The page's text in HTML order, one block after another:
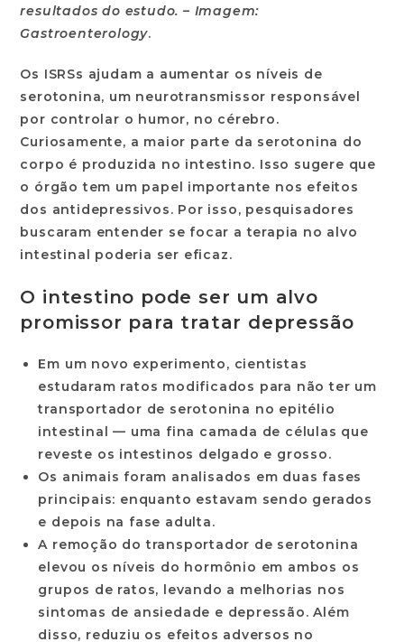
resultados do estudo. – Imagem:
Gastroenterology.
Os ISRSs ajudam a aumentar os níveis de
serotonina, um neurotransmissor responsável
por controlar o humor, no cérebro.
Curiosamente, a maior parte da serotonina do
corpo é produzida no intestino. Isso sugere que
o órgão tem um papel importante nos efeitos
dos antidepressivos. Por isso, pesquisadores
buscaram entender se focar a terapia no alvo
intestinal poderia ser eficaz.
O intestino pode ser um alvo
promissor para tratar depressão
Em um novo experimento, cientistas
estudaram ratos modificados para não ter um
transportador de serotonina no epitélio
intestinal — uma fina camada de células que
reveste os intestinos delgado e grosso.
Os animais foram analisados em duas fases
principais: enquanto estavam sendo gerados
e depois na fase adulta.
A remoção do transportador de serotonina
elevou os níveis do hormônio em ambos os
grupos de ratos, levando a melhorias nos
sintomas de ansiedade e depressão. Além
disso, reduziu os efeitos adversos no